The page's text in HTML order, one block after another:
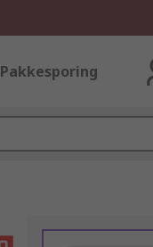
Pakkesporing